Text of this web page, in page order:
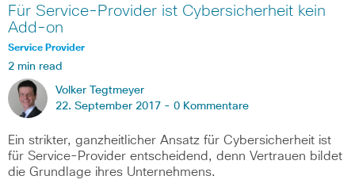
Für Service-Provider ist Cybersicherheit kein
Add-on
Service Provider
2 min read
Volker Tegtmeyer
22. September 2017 - 0 Kommentare
Ein strikter, ganzheitlicher Ansatz für Cybersicherheit ist
für Service-Provider entscheidend, denn Vertrauen bildet
die Grundlage ihres Unternehmens.